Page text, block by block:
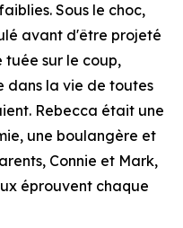
Sous le choc,
avant d'être projeté
tuée sur le coup,
dans la vie de toutes
Rebecca était une
une boulangère et
Connie et Mark,
éprouvent chaque